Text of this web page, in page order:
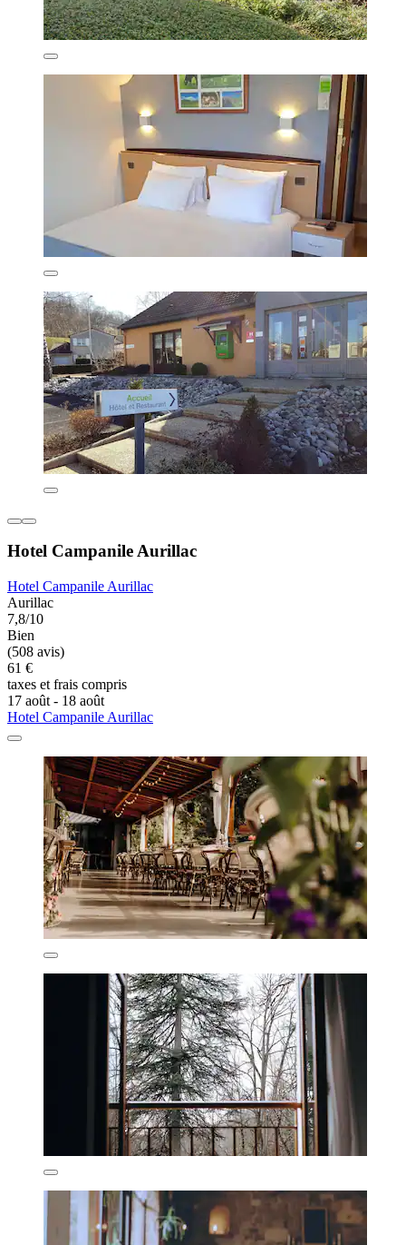
Hotel Campanile Aurillac
Hotel Campanile Aurillac
Aurillac
7,8/10
Bien
(508 avis)
61 €
taxes et frais compris
17 août - 18 août
Hotel Campanile Aurillac